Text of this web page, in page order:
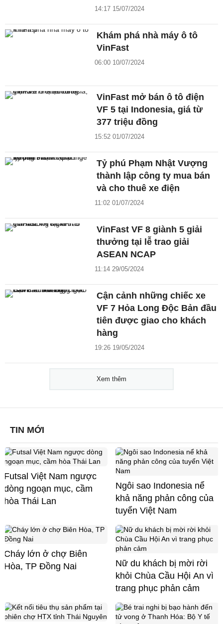
14:17 15/07/2024
Khám phá nhà máy ô tô
VinFast
06:00 10/07/2024
VinFast mở bán ô tô điện
VF 5 tại Indonesia, giá từ
377 triệu đồng
15:52 01/07/2024
Tỷ phú Phạm Nhật Vượng
thành lập công ty mua bán
và cho thuê xe điện
11:02 01/07/2024
VinFast VF 8 giành 5 giải
thưởng tại lễ trao giải
ASEAN NCAP
11:14 29/05/2024
Cận cảnh những chiếc xe
VF 7 Hỏa Long Độc Bản đầu
tiên được giao cho khách
hàng
19:26 19/05/2024
Xem thêm
TIN MỚI
Futsal Việt Nam ngược
dòng ngoạn mục, cầm
hòa Thái Lan
Ngôi sao Indonesia nể
khả năng phản công của
tuyển Việt Nam
Cháy lớn ở chợ Biên
Hòa, TP Đồng Nai
Nữ du khách bị mời rời
khỏi Chùa Cầu Hội An vì
trang phục phản cảm